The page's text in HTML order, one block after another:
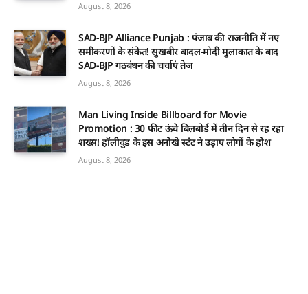
August 8, 2026
SAD-BJP Alliance Punjab : पंजाब की राजनीति में नए
समीकरणों के संकेत! सुखबीर बादल-मोदी मुलाकात के बाद
SAD-BJP गठबंधन की चर्चाएं तेज
August 8, 2026
Man Living Inside Billboard for Movie
Promotion : 30 फीट ऊंचे बिलबोर्ड में तीन दिन से रह रहा
शख्स! हॉलीवुड के इस अनोखे स्टंट ने उड़ाए लोगों के होश
August 8, 2026